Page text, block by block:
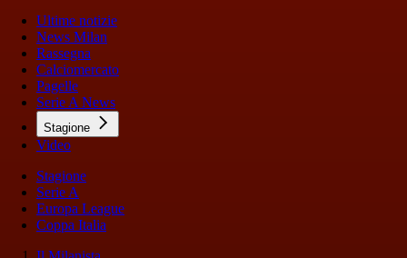
Ultime notizie
News Milan
Rassegna
Calciomercato
Pagelle
Serie A News
Stagione
Video
Stagione
Serie A
Europa League
Coppa Italia